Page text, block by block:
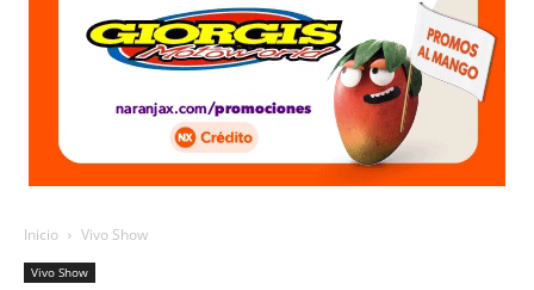
Inicio Vivo Show
Vivo Show